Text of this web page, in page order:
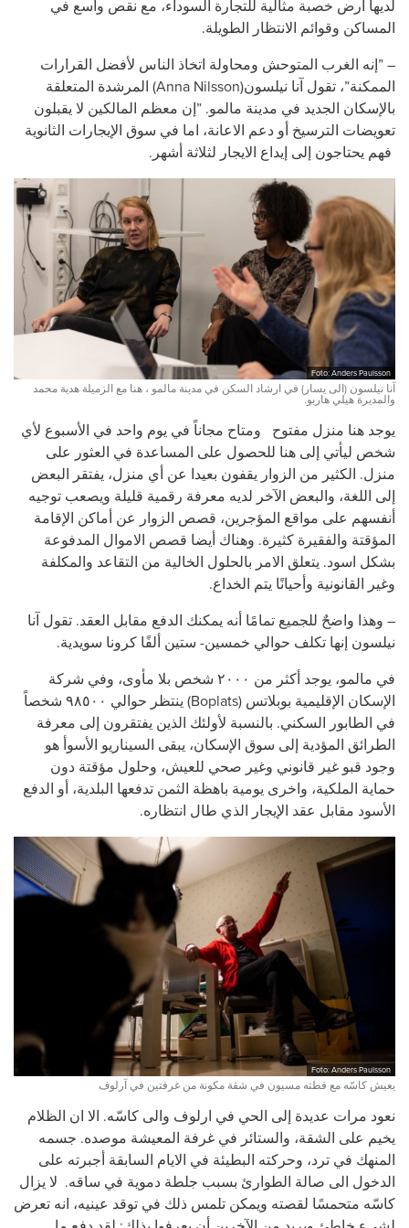
لديها أرض خصبة مثالية للتجارة السوداء، مع نقص واسع في
المساكن وقوائم الانتظار الطويلة.
– ”إنه الغرب المتوحش ومحاولة اتخاذ الناس لأفضل القرارات
الممكنة”، تقول آنا نيلسون(Anna Nilsson) المرشدة المتعلقة
بالإسكان الجديد في مدينة مالمو. ”إن معظم المالكين لا يقبلون
تعويضات الترسيخ أو دعم الاعانة، اما في سوق الإيجارات الثانوية
فهم يحتاجون إلى إيداع الايجار لثلاثة أشهر.
Foto: Anders Paulsson
آنا نيلسون (الى يسار) في ارشاد السكن في مدينة مالمو ، هنا مع الزميلة هدية محمد
والمديرة هيلي هاربو.
يوجد هنا منزل مفتوح ومتاح مجاناً في يوم واحد في الأسبوع لأي
شخص ليأتي إلى هنا للحصول على المساعدة في العثور على
منزل. الكثير من الزوار يقفون بعيدا عن أي منزل، يفتقر البعض
إلى اللغة، والبعض الآخر لديه معرفة رقمية قليلة ويصعب توجيه
أنفسهم على مواقع المؤجرين، قصص الزوار عن أماكن الإقامة
المؤقتة والفقيرة كثيرة. وهناك أيضا قصص الاموال المدفوعة
بشكل اسود. يتعلق الامر بالحلول الخالية من التقاعد والمكلفة
وغير القانونية وأحيانًا يتم الخداع.
– وهذا واضحٌ للجميع تمامًا أنه يمكنك الدفع مقابل العقد. تقول آنا
نيلسون إنها تكلف حوالي خمسين- ستين ألفًا كرونا سويدية.
في مالمو، يوجد أكثر من ٢٠٠٠ شخص بلا مأوى، وفي شركة
الإسكان الإقليمية بوبلاتس (Boplats) ينتظر حوالي ٩٨٥٠٠ شخصاً
في الطابور السكني. بالنسبة لأولئك الذين يفتقرون إلى معرفة
الطرائق المؤدية إلى سوق الإسكان، يبقى السيناريو الأسوأ هو
وجود قبو غير قانوني وغير صحي للعيش، وحلول مؤقتة دون
حماية الملكية، واخرى يومية باهظة الثمن تدفعها البلدية، أو الدفع
الأسود مقابل عقد الإيجار الذي طال انتظاره.
Foto: Anders Paulsson
يعيش كاسّه مع قطته مسيون في شقة مكونة من غرفتين في آرلوف
نعود مرات عديدة إلى الحي في ارلوف والى كاسّه. الا ان الظلام
يخيم على الشقة، والستائر في غرفة المعيشة موصده. جسمه
المنهك في ترد، وحركته البطيئة في الايام السابقة أجبرته على
الدخول الى صالة الطوارئ بسبب جلطة دموية في ساقه. لا يزال
كاسّه متحمسًا لقصته ويمكن تلمس ذلك في توقد عينيه، انه تعرض